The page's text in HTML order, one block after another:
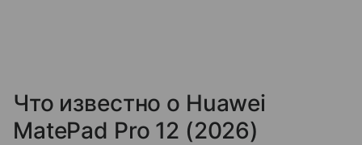
Что известно о Huawei
MatePad Pro 12 (2026)